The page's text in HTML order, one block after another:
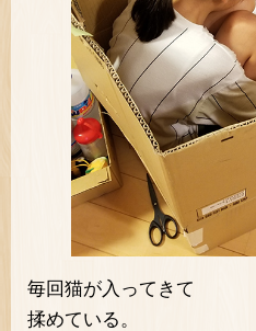
毎回猫が入ってきて
揉めている。